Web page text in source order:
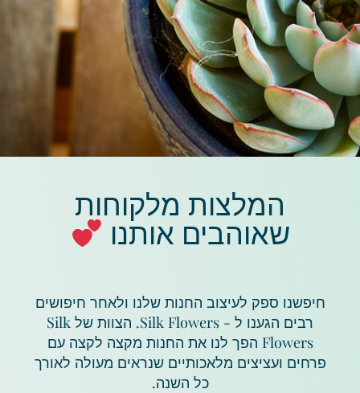
המלצות מלקוחות
שאוהבים אותנו
חיפשנו ספק לעיצוב החנות שלנו ולאחר חיפושים
רבים הגענו ל - Silk Flowers. הצוות של Silk
Flowers הפך לנו את החנות מקצה לקצה עם
פרחים ועציצים מלאכותיים שנראים מעולה לאורך
כל השנה.